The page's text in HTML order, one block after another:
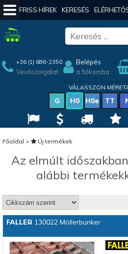
FRISS HÍREK KERESÉS
+36 (1) 686-2350
Vevőszolgálat
Belépés
a fiókomba
VÁLASSZON
G H0 H0e TT
Főoldal > Új termékek
Az elmúlt
alábbi
FALLER130022 Möllerbunker